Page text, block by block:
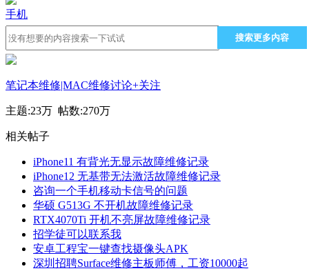
手机
搜索更多内容
笔记本维修|MAC维修讨论+关注
主题:23万 帖数:270万
相关帖子
iPhone11 有背光无显示故障维修记录
iPhone12 无基带无法激活故障维修记录
咨询一个手机移动卡信号的问题
华硕 G513G 不开机故障维修记录
RTX4070Ti 开机不亮屏故障维修记录
招学徒可以联系我
安卓工程宝一键查找摄像头APK
深圳招聘Surface维修主板师傅，工资10000起